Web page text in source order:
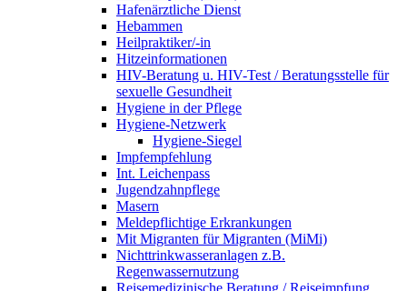
Hafenärztliche Dienst
Hebammen
Heilpraktiker/-in
Hitzeinformationen
HIV-Beratung u. HIV-Test / Beratungsstelle für
sexuelle Gesundheit
Hygiene in der Pflege
Hygiene-Netzwerk
Hygiene-Siegel
Impfempfehlung
Int. Leichenpass
Jugendzahnpflege
Masern
Meldepflichtige Erkrankungen
Mit Migranten für Migranten (MiMi)
Nichttrinkwasseranlagen z.B.
Regenwassernutzung
Reisemedizinische Beratung / Reiseimpfung